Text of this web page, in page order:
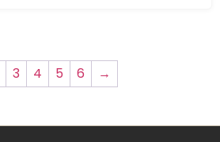
3 4 5 6 →